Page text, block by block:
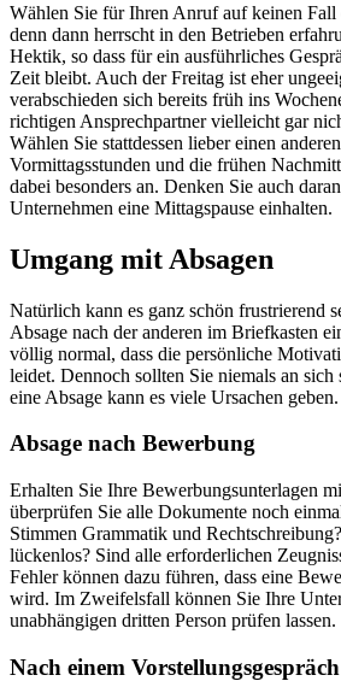
Wählen Sie für Ihren Anruf auf keinen
denn dann herrscht in den Betrieben
Hektik, so dass für ein ausführliches
Zeit bleibt. Auch der Freitag ist eher
verabschieden sich bereits früh ins
richtigen Ansprechpartner vielleicht gar
Wählen Sie stattdessen lieber einen
Vormittagsstunden und die frühen
dabei besonders an. Denken Sie auch
Unternehmen eine Mittagspause einhalten.
Umgang mit Absagen
Natürlich kann es ganz schön frustrierend
Absage nach der anderen im Briefkasten
völlig normal, dass die persönliche
leidet. Dennoch sollten Sie niemals an
eine Absage kann es viele Ursachen geben.
Absage nach Bewerbung
Erhalten Sie Ihre Bewerbungsunterlagen
überprüfen Sie alle Dokumente noch
Stimmen Grammatik und
lückenlos? Sind alle erforderlichen
Fehler können dazu führen, dass eine
wird. Im Zweifelsfall können Sie Ihre
unabhängigen dritten Person prüfen lassen.
Nach einem Vorstellungsgespräch